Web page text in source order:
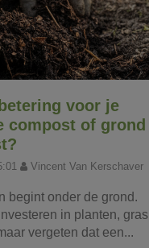
voor je
compost of grond
Vincent Van Kerschaver
begint onder de grond.
in planten, gras
vergeten dat een...